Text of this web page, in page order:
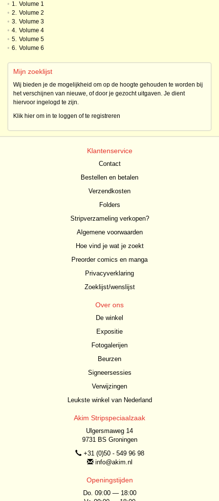
• 1. Volume 1
• 2. Volume 2
• 3. Volume 3
• 4. Volume 4
• 5. Volume 5
• 6. Volume 6
Mijn zoeklijst
Wij bieden je de mogelijkheid om op de hoogte gehouden te worden bij
het verschijnen van nieuwe, of door je gezocht uitgaven. Je dient
hiervoor ingelogd te zijn.
Klik hier om in te loggen of te registreren
Klantenservice
Contact
Bestellen en betalen
Verzendkosten
Folders
Stripverzameling verkopen?
Algemene voorwaarden
Hoe vind je wat je zoekt
Preorder comics en manga
Privacyverklaring
Zoeklijst/wenslijst
Over ons
De winkel
Expositie
Fotogalerijen
Beurzen
Signeersessies
Verwijzingen
Leukste winkel van Nederland
Akim Stripspeciaalzaak
Ulgersmaweg 14
9731 BS Groningen
+31 (0)50 - 549 96 98
info@akim.nl
Openingstijden
Do. 09:00 — 18:00